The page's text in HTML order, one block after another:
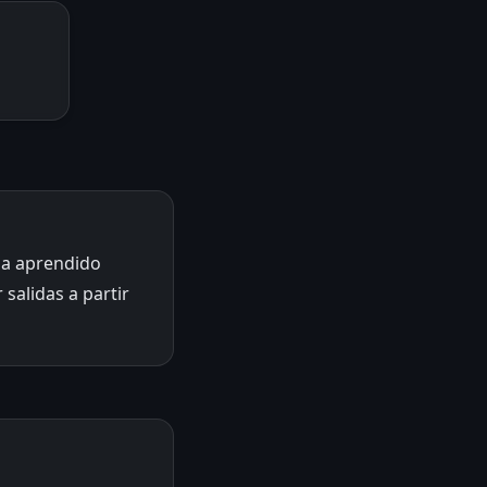
aprendido
salidas a partir